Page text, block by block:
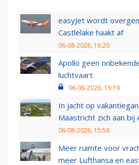
easyJet wordt
Castlelake haakt af
06-08-2026, 16:20
Apollo geen
luchtvaart
06-08-2026, 16:19
In jacht op
Maastricht zich aan bij
06-08-2026, 15:56
Meer ruimte voor
meer Lufthansa en